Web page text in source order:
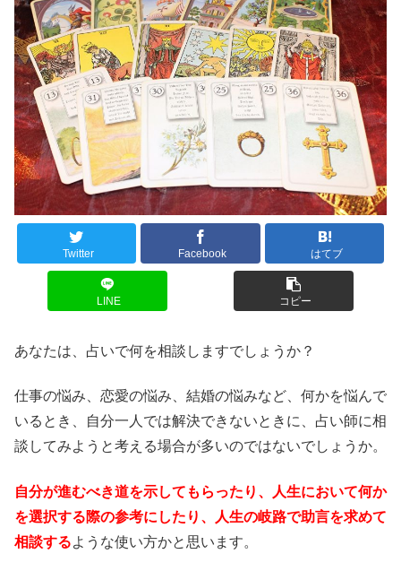
Twitter Facebook はてブ
LINE コピー
あなたは、占いで何を相談しますでしょうか？
仕事の悩み、恋愛の悩み、結婚の悩みなど、何かを悩んで
いるとき、自分一人では解決できないときに、占い師に相
談してみようと考える場合が多いのではないでしょうか。
自分が進むべき道を示してもらったり、人生において何か
を選択する際の参考にしたり、人生の岐路で助言を求めて
相談するような使い方かと思います。